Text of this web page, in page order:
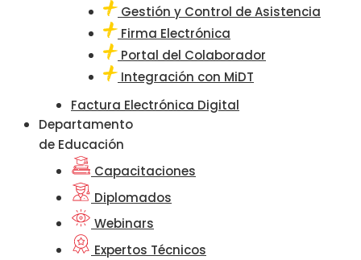
Gestión y Control de Asistencia
Firma Electrónica
Portal del Colaborador
Integración con MiDT
Factura Electrónica Digital
Departamento
de Educación
Capacitaciones
Diplomados
Webinars
Expertos Técnicos